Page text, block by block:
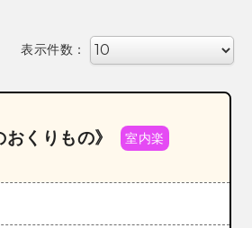
表示件数：
くりもの》 室内楽